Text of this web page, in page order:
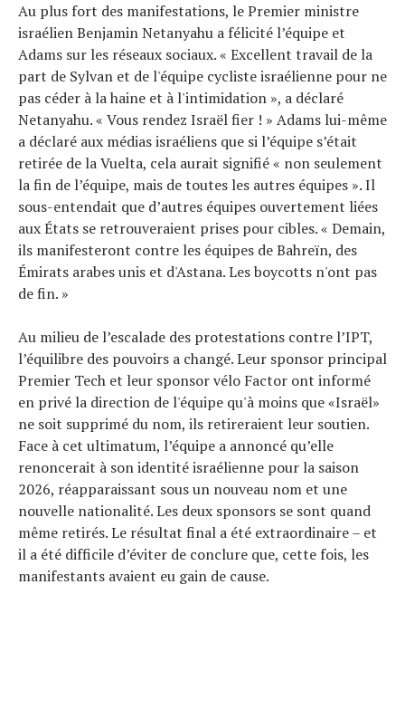
Au plus fort des manifestations, le Premier ministre
israélien Benjamin Netanyahu a félicité l’équipe et
Adams sur les réseaux sociaux. « Excellent travail de la
part de Sylvan et de l'équipe cycliste israélienne pour ne
pas céder à la haine et à l'intimidation », a déclaré
Netanyahu. « Vous rendez Israël fier ! » Adams lui-même
a déclaré aux médias israéliens que si l’équipe s’était
retirée de la Vuelta, cela aurait signifié « non seulement
la fin de l’équipe, mais de toutes les autres équipes ». Il
sous-entendait que d’autres équipes ouvertement liées
aux États se retrouveraient prises pour cibles. « Demain,
ils manifesteront contre les équipes de Bahreïn, des
Émirats arabes unis et d'Astana. Les boycotts n'ont pas
de fin. »
Au milieu de l’escalade des protestations contre l’IPT,
l’équilibre des pouvoirs a changé. Leur sponsor principal
Premier Tech et leur sponsor vélo Factor ont informé
en privé la direction de l'équipe qu'à moins que «Israël»
ne soit supprimé du nom, ils retireraient leur soutien.
Face à cet ultimatum, l’équipe a annoncé qu’elle
renoncerait à son identité israélienne pour la saison
2026, réapparaissant sous un nouveau nom et une
nouvelle nationalité. Les deux sponsors se sont quand
même retirés. Le résultat final a été extraordinaire – et
il a été difficile d’éviter de conclure que, cette fois, les
manifestants avaient eu gain de cause.